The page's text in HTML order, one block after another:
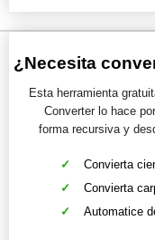
¿Necesita
Esta herramienta
Converter lo hace
forma recursiva y
Convierta
Convierta
Automatice